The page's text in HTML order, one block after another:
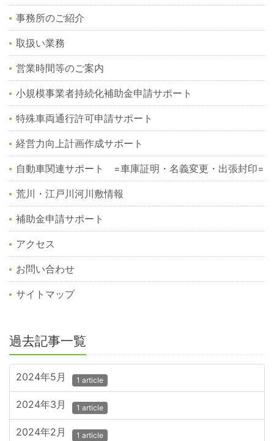
事務所のご紹介
取扱い業務
営業時間等のご案内
小規模事業者持続化補助金申請サポート
特殊車両通行許可申請サポート
経営力向上計画作成サポート
自動車関連サポート =車庫証明・名義変更・出張封印=
荒川・江戸川河川敷情報
補助金申請サポート
アクセス
お問い合わせ
サイトマップ
過去記事一覧
2024年5月 1 article
2024年3月 1 article
2024年2月 1 article